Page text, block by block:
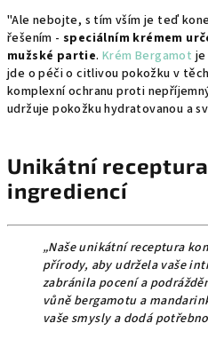
"Ale nebojte, s tím vším je teď
řešením -speciálním krémem
mužské partie.Krém Bergamot je
jde o péči o citlivou pokožku v
komplexní ochranu proti
udržuje pokožku hydratovanou a
Unikátní
ingrediencí
„Naše unikátní receptura
přírody, aby udržela vaše
zabránila pocení a
vůně bergamotu a
vaše smysly a dodá